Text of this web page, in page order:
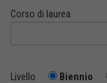
Corso di laurea
Livello Biennio